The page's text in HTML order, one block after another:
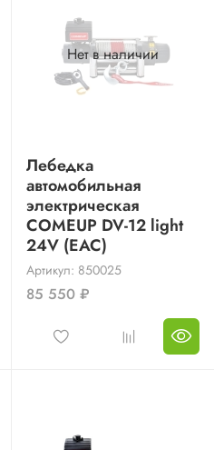
Нет в наличии
Лебедка
автомобильная
электрическая
COMEUP DV-12 light
24V (EAC)
Артикул: 850025
85 550 ₽